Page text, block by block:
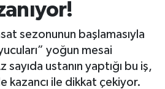
sezonunun başlamasıyla
yoğun mesai
sayıda ustanın yaptığı bu iş,
kazancı ile dikkat çekiyor.